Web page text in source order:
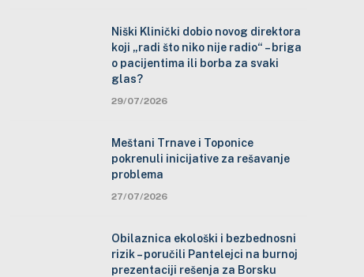
Niški Klinički dobio novog direktora
koji „radi što niko nije radio“ – briga
o pacijentima ili borba za svaki
glas?
29/07/2026
Meštani Trnave i Toponice
pokrenuli inicijative za rešavanje
problema
27/07/2026
Obilaznica ekološki i bezbednosni
rizik – poručili Pantelejci na burnoj
prezentaciji rešenja za Borsku